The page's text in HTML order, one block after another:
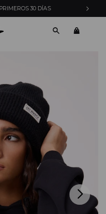
MONTEVIDEO CON PEDIDOS YA